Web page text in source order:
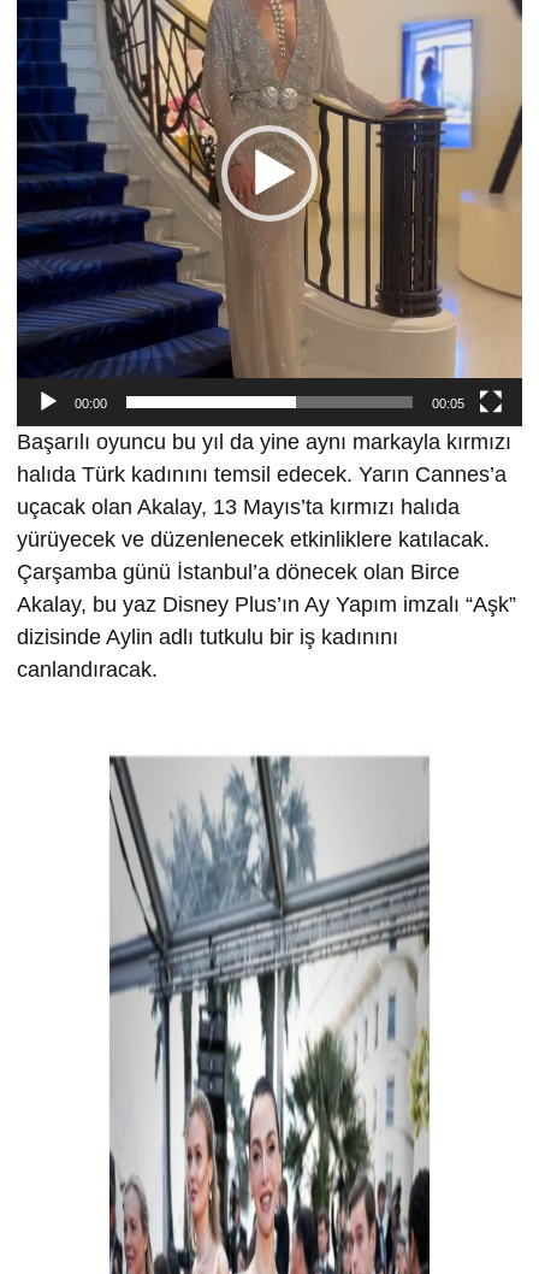
00:00 00:05
Başarılı oyuncu bu yıl da yine aynı markayla kırmızı
halıda Türk kadınını temsil edecek. Yarın Cannes’a
uçacak olan Akalay, 13 Mayıs’ta kırmızı halıda
yürüyecek ve düzenlenecek etkinliklere katılacak.
Çarşamba günü İstanbul’a dönecek olan Birce
Akalay, bu yaz Disney Plus’ın Ay Yapım imzalı “Aşk”
dizisinde Aylin adlı tutkulu bir iş kadınını
canlandıracak.